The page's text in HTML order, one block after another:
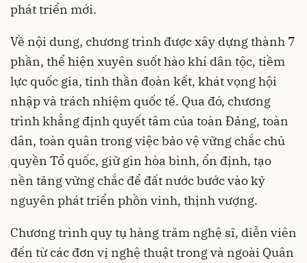
phát triển mới.
Về nội dung, chương trình được xây dựng thành 7
phần, thể hiện xuyên suốt hào khí dân tộc, tiềm
lực quốc gia, tinh thần đoàn kết, khát vọng hội
nhập và trách nhiệm quốc tế. Qua đó, chương
trình khẳng định quyết tâm của toàn Đảng, toàn
dân, toàn quân trong việc bảo vệ vững chắc chủ
quyền Tổ quốc, giữ gìn hòa bình, ổn định, tạo
nền tảng vững chắc để đất nước bước vào kỷ
nguyên phát triển phồn vinh, thịnh vượng.
Chương trình quy tụ hàng trăm nghệ sĩ, diễn viên
đến từ các đơn vị nghệ thuật trong và ngoài Quân